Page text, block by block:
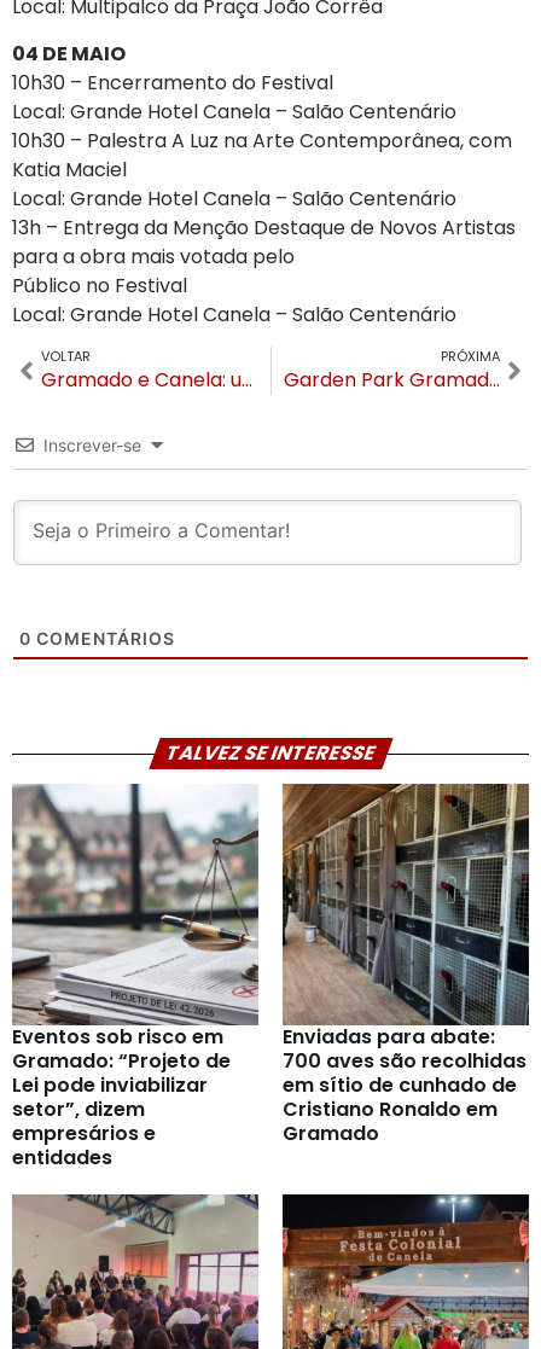
Local: Multipalco da Praça João Corrêa
04 DE MAIO
10h30 – Encerramento do Festival
Local: Grande Hotel Canela – Salão Centenário
10h30 – Palestra A Luz na Arte Contemporânea, com
Katia Maciel
Local: Grande Hotel Canela – Salão Centenário
13h – Entrega da Menção Destaque de Novos Artistas
para a obra mais votada pelo
Público no Festival
Local: Grande Hotel Canela – Salão Centenário
VOLTAR
Gramado e Canela: um ano depois da tempestade silenciosa, as cicatrizes devastadoras
PRÓXIMA
Garden Park Gramado tem Festim de Outono com open food no sábado, 3 de maio
Inscrever-se
0 COMENTÁRIOS
TALVEZ SE INTERESSE
Eventos sob risco em
Gramado: “Projeto de
Lei pode inviabilizar
setor”, dizem
empresários e
entidades
Enviadas para abate:
700 aves são recolhidas
em sítio de cunhado de
Cristiano Ronaldo em
Gramado